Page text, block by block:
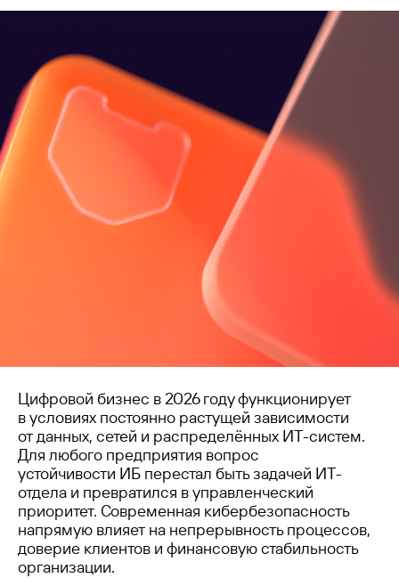
Цифровой бизнес в 2026 году функционирует
в условиях постоянно растущей зависимости
от данных, сетей и распределённых ИТ-систем.
Для любого предприятия вопрос
устойчивости ИБ перестал быть задачей ИТ-
отдела и превратился в управленческий
приоритет. Современная кибербезопасность
напрямую влияет на непрерывность процессов,
доверие клиентов и финансовую стабильность
организации.